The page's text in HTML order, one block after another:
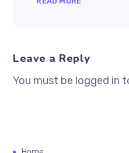
Leave a Reply
You must be logged in